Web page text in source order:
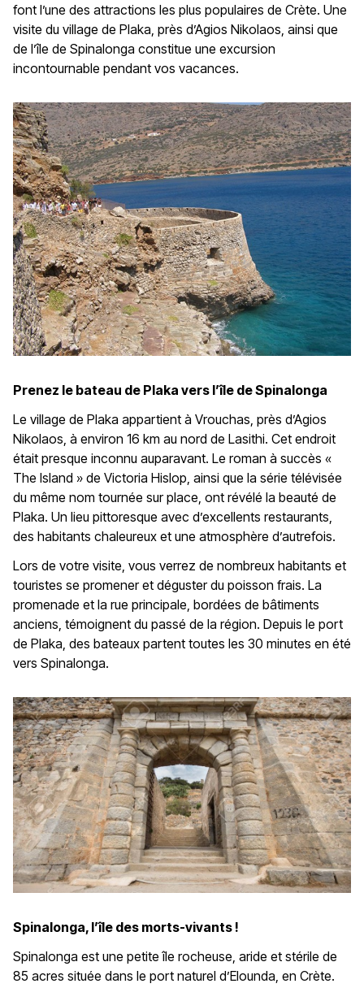
font l’une des attractions les plus populaires de Crète. Une
visite du village de Plaka, près d’Agios Nikolaos, ainsi que
de l’île de Spinalonga constitue une excursion
incontournable pendant vos vacances.
Prenez le bateau de Plaka vers l’île de Spinalonga
Le village de Plaka appartient à Vrouchas, près d’Agios
Nikolaos, à environ 16 km au nord de Lasithi. Cet endroit
était presque inconnu auparavant. Le roman à succès «
The Island » de Victoria Hislop, ainsi que la série télévisée
du même nom tournée sur place, ont révélé la beauté de
Plaka. Un lieu pittoresque avec d’excellents restaurants,
des habitants chaleureux et une atmosphère d’autrefois.
Lors de votre visite, vous verrez de nombreux habitants et
touristes se promener et déguster du poisson frais. La
promenade et la rue principale, bordées de bâtiments
anciens, témoignent du passé de la région. Depuis le port
de Plaka, des bateaux partent toutes les 30 minutes en été
vers Spinalonga.
Spinalonga, l’île des morts-vivants !
Spinalonga est une petite île rocheuse, aride et stérile de
85 acres située dans le port naturel d’Elounda, en Crète.